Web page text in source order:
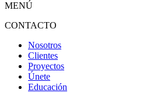
MENÚ
CONTACTO
Nosotros
Clientes
Proyectos
Únete
Educación